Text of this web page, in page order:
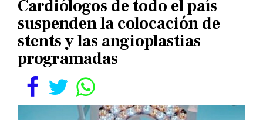
Cardiólogos de todo el país
suspenden la colocación de
stents y las angioplastias
programadas